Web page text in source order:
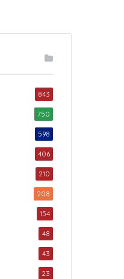
843
750
598
406
210
208
154
48
43
23